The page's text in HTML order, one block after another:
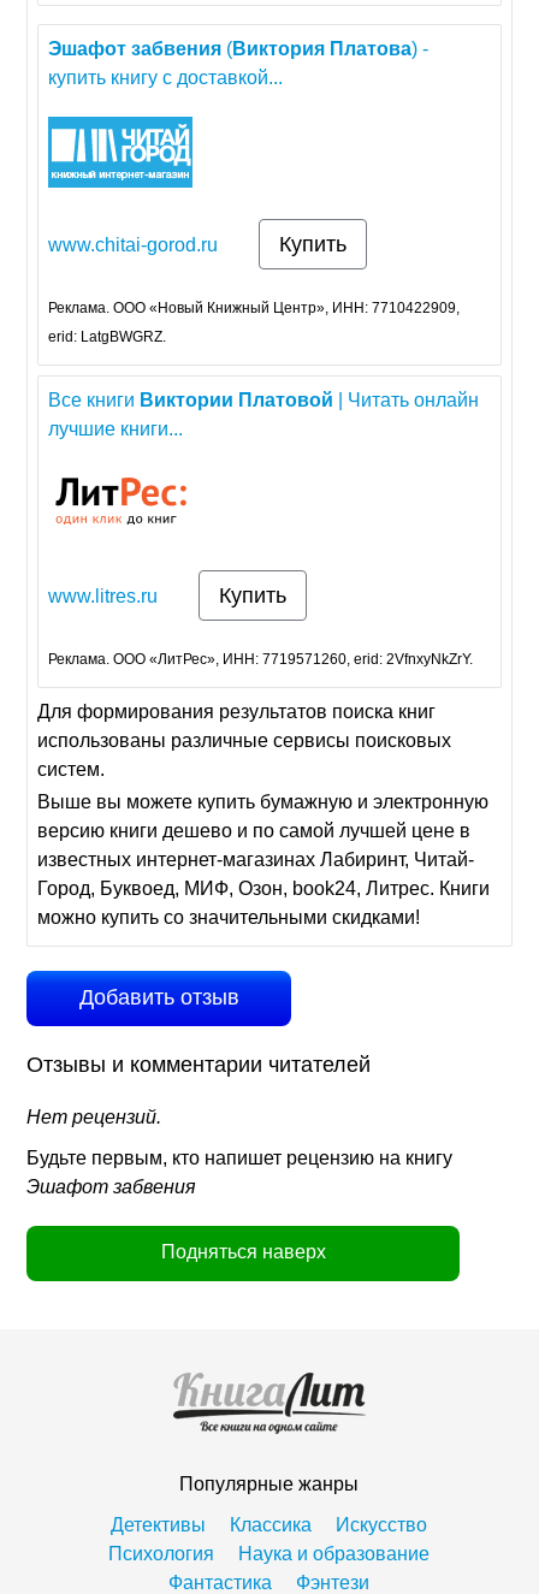
Эшафот забвения (Виктория Платова) -
купить книгу с доставкой...
www.chitai-gorod.ru Купить
Реклама. ООО «Новый Книжный Центр», ИНН: 7710422909,
erid: LatgBWGRZ.
Все книги Виктории Платовой | Читать онлайн
лучшие книги...
www.litres.ru Купить
Реклама. ООО «ЛитРес», ИНН: 7719571260, erid: 2VfnxyNkZrY.
Для формирования результатов поиска книг
использованы различные сервисы поисковых
систем.
Выше вы можете купить бумажную и электронную
версию книги дешево и по самой лучшей цене в
известных интернет-магазинах Лабиринт, Читай-
Город, Буквоед, МИФ, Озон, book24, Литрес. Книги
можно купить со значительными скидками!
Добавить отзыв
Отзывы и комментарии читателей
Нет рецензий.
Будьте первым, кто напишет рецензию на книгу
Эшафот забвения
Подняться наверх
Популярные жанры
Детективы
Классика
Искусство
Психология
Наука и образование
Фантастика
Фэнтези